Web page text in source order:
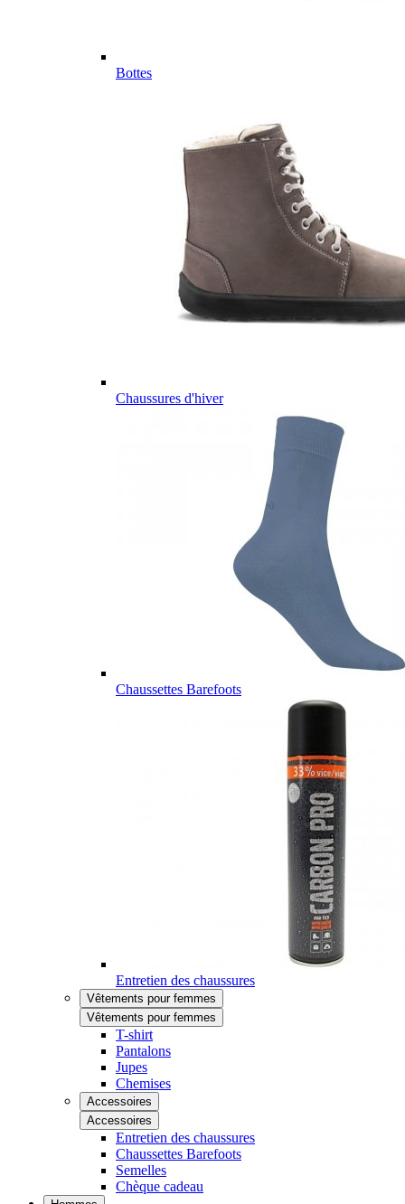
Bottes
Chaussures d'hiver
Chaussettes Barefoots
Entretien des chaussures
Vêtements pour femmes
Vêtements pour femmes
T-shirt
Pantalons
Jupes
Chemises
Accessoires
Accessoires
Entretien des chaussures
Chaussettes Barefoots
Semelles
Chèque cadeau